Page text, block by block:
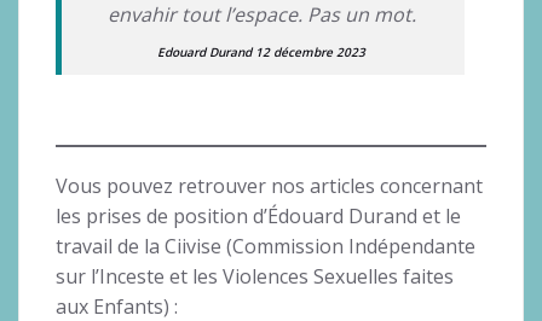
envahir tout l’espace. Pas un mot.
Edouard Durand 12 décembre 2023
Vous pouvez retrouver nos articles concernant
les prises de position d’Édouard Durand et le
travail de la Ciivise (Commission Indépendante
sur l’Inceste et les Violences Sexuelles faites
aux Enfants) :